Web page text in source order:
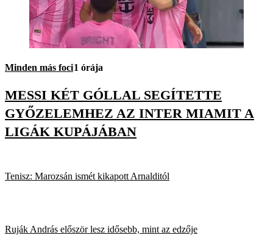
Minden más foci1 órája
MESSI KÉT GÓLLAL SEGÍTETTE
GYŐZELEMHEZ AZ INTER MIAMIT A
LIGÁK KUPÁJÁBAN
Tenisz: Marozsán ismét kikapott Arnalditól
Ruják András először lesz idősebb, mint az edzője